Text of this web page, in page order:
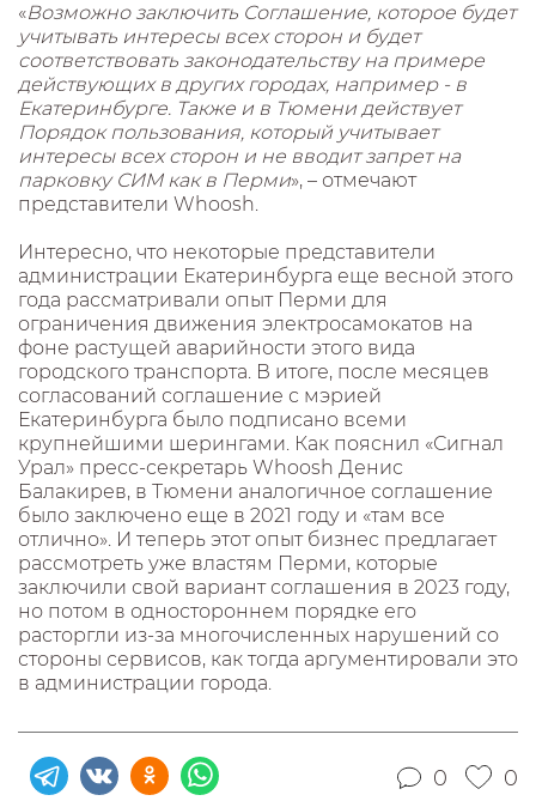
«Возможно заключить Соглашение, которое будет
учитывать интересы всех сторон и будет
соответствовать законодательству на примере
действующих в других городах, например - в
Екатеринбурге. Также и в Тюмени действует
Порядок пользования, который учитывает
интересы всех сторон и не вводит запрет на
парковку СИМ как в Перми», – отмечают
представители Whoosh.
Интересно, что некоторые представители
администрации Екатеринбурга еще весной этого
года рассматривали опыт Перми для
ограничения движения электросамокатов на
фоне растущей аварийности этого вида
городского транспорта. В итоге, после месяцев
согласований соглашение с мэрией
Екатеринбурга было подписано всеми
крупнейшими шерингами. Как пояснил «Сигнал
Урал» пресс-секретарь Whoosh Денис
Балакирев, в Тюмени аналогичное соглашение
было заключено еще в 2021 году и «там все
отлично». И теперь этот опыт бизнес предлагает
рассмотреть уже властям Перми, которые
заключили свой вариант соглашения в 2023 году,
но потом в одностороннем порядке его
расторгли из-за многочисленных нарушений со
стороны сервисов, как тогда аргументировали это
в администрации города.
0 0